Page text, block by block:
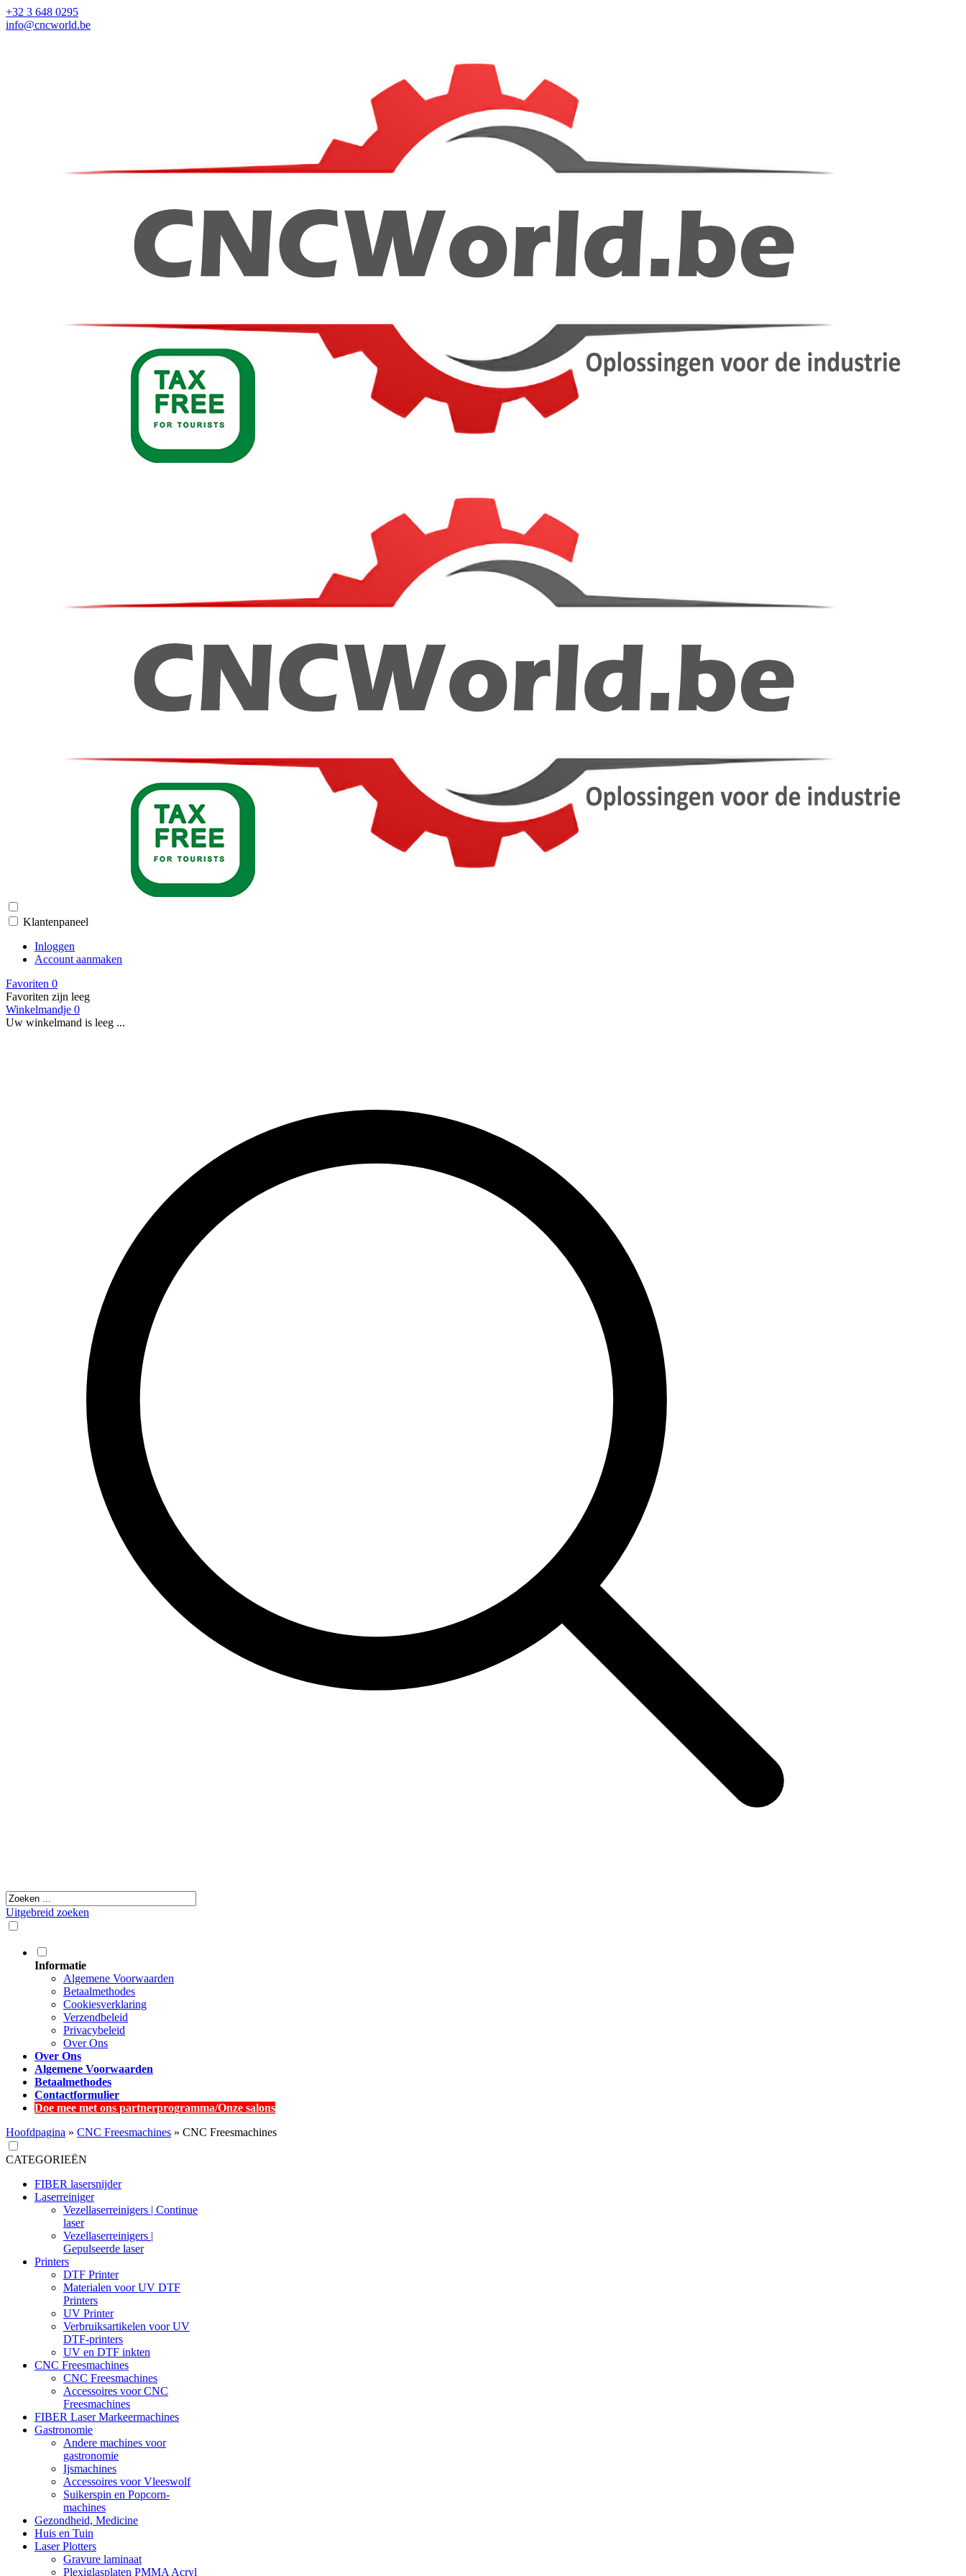
+32 3 648 0295
info@cncworld.be
Klantenpaneel
Inloggen
Account aanmaken
Favoriten 0
Favoriten zijn leeg
Winkelmandje 0
Uw winkelmand is leeg ...
Uitgebreid zoeken
Informatie
Algemene Voorwaarden
Betaalmethodes
Cookiesverklaring
Verzendbeleid
Privacybeleid
Over Ons
Over Ons
Algemene Voorwaarden
Betaalmethodes
Contactformulier
Doe mee met ons partnerprogramma/Onze salons
Hoofdpagina » CNC Freesmachines » CNC Freesmachines
CATEGORIEËN
FIBER lasersnijder
Laserreiniger
Vezellaserreinigers | Continue
laser
Vezellaserreinigers |
Gepulseerde laser
Printers
DTF Printer
Materialen voor UV DTF
Printers
UV Printer
Verbruiksartikelen voor UV
DTF-printers
UV en DTF inkten
CNC Freesmachines
CNC Freesmachines
Accessoires voor CNC
Freesmachines
FIBER Laser Markeermachines
Gastronomie
Andere machines voor
gastronomie
Ijsmachines
Accessoires voor Vleeswolf
Suikerspin en Popcorn-
machines
Gezondheid, Medicine
Huis en Tuin
Laser Plotters
Gravure laminaat
Plexiglasplaten PMMA Acryl